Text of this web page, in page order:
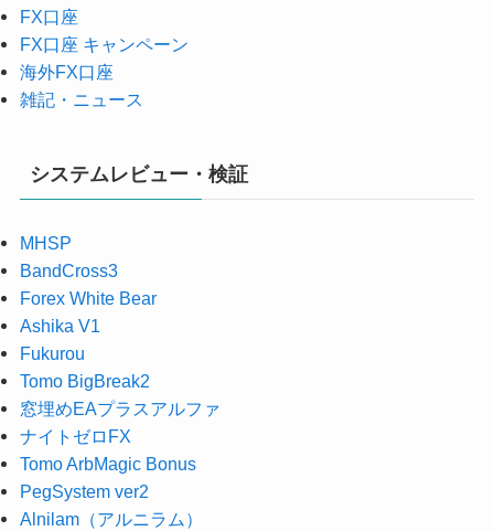
FX口座
FX口座 キャンペーン
海外FX口座
雑記・ニュース
システムレビュー・検証
MHSP
BandCross3
Forex White Bear
Ashika V1
Fukurou
Tomo BigBreak2
窓埋めEAプラスアルファ
ナイトゼロFX
Tomo ArbMagic Bonus
PegSystem ver2
Alnilam（アルニラム）